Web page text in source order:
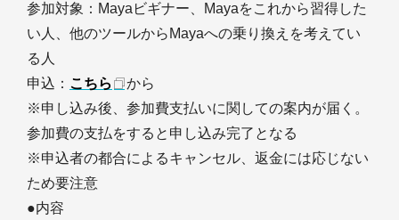
参加対象：Mayaビギナー、Mayaをこれから習得した
い人、他のツールからMayaへの乗り換えを考えてい
る人
申込： こちら
から
※申し込み後、参加費支払いに関しての案内が届く。
参加費の支払をすると申し込み完了となる
※申込者の都合によるキャンセル、返金には応じない
ため要注意
●内容